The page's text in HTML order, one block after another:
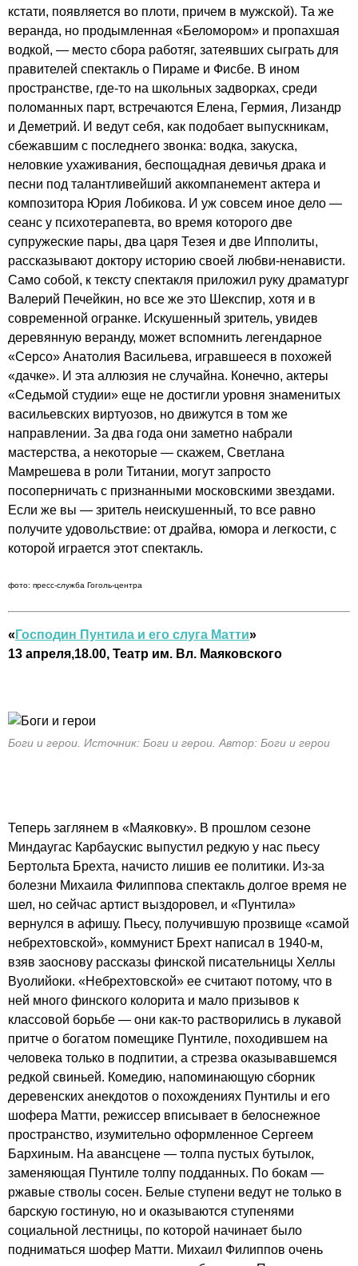
кстати, появляется во плоти, причем в мужской). Та же
веранда, но продымленная «Беломором» и пропахшая
водкой, — место сбора работяг, затеявших сыграть для
правителей спектакль о Пираме и Фисбе. В ином
пространстве, где-то на школьных задворках, среди
поломанных парт, встречаются Елена, Гермия, Лизандр
и Деметрий. И ведут себя, как подобает выпускникам,
сбежавшим с последнего звонка: водка, закуска,
неловкие ухаживания, беспощадная девичья драка и
песни под талантливейший аккомпанемент актера и
композитора Юрия Лобикова. И уж совсем иное дело —
сеанс у психотерапевта, во время которого две
супружеские пары, два царя Тезея и две Ипполиты,
рассказывают доктору историю своей любви-ненависти.
Само собой, к тексту спектакля приложил руку драматург
Валерий Печейкин, но все же это Шекспир, хотя и в
современной огранке. Искушенный зритель, увидев
деревянную веранду, может вспомнить легендарное
«Серсо» Анатолия Васильева, игравшееся в похожей
«дачке». И эта аллюзия не случайна. Конечно, актеры
«Седьмой студии» еще не достигли уровня знаменитых
васильевских виртуозов, но движутся в том же
направлении. За два года они заметно набрали
мастерства, а некоторые — скажем, Светлана
Мамрешева в роли Титании, могут запросто
посоперничать с признанными московскими звездами.
Если же вы — зритель неискушенный, то все равно
получите удовольствие: от драйва, юмора и легкости, с
которой играется этот спектакль.
фото: пресс-служба Гоголь-центра
« Господин Пунтила и его слуга Матти»
13 апреля,18.00, Театр им. Вл. Маяковского
Боги и герои. Источник: Боги и герои. Автор: Боги и герои
Теперь заглянем в «Маяковку». В прошлом сезоне
Миндаугас Карбаускис выпустил редкую у нас пьесу
Бертольта Брехта, начисто лишив ее политики. Из-за
болезни Михаила Филиппова спектакль долгое время не
шел, но сейчас артист выздоровел, и «Пунтила»
вернулся в афишу. Пьесу, получившую прозвище «самой
небрехтовской», коммунист Брехт написал в 1940-м,
взяв заоснову рассказы финской писательницы Хеллы
Вуолийоки. «Небрехтовской» ее считают потому, что в
ней много финского колорита и мало призывов к
классовой борьбе — они как-то растворились в лукавой
притче о богатом помещике Пунтиле, походившем на
человека только в подпитии, а стрезва оказывавшемся
редкой свиньей. Комедию, напоминающую сборник
деревенских анекдотов о похождениях Пунтилы и его
шофера Матти, режиссер вписывает в белоснежное
пространство, изумительно оформленное Сергеем
Бархиным. На авансцене — толпа пустых бутылок,
заменяющая Пунтиле толпу подданных. По бокам —
ржавые стволы сосен. Белые ступени ведут не только в
барскую гостиную, но и оказываются ступенями
социальной лестницы, по которой начинает было
подниматься шофер Матти. Михаил Филиппов очень